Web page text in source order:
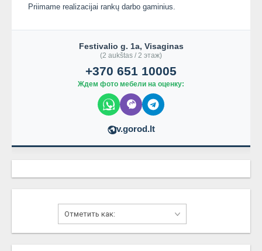
Priimame realizacijai rankų darbo gaminius.
Festivalio g. 1a, Visaginas
(2 aukštas / 2 этаж)
+370 651 10005
Ждем фото мебели на оценку:
v.gorod.lt